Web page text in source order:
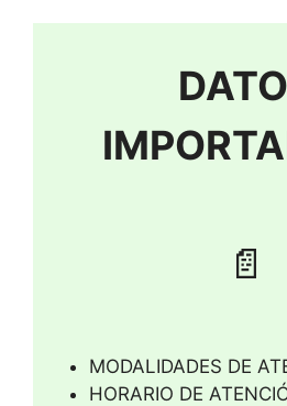
📄
MODALIDADES DE
HORARIO DE